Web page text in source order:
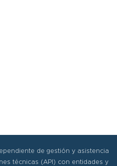
de gestión y asistencia
técnicas (API) con entidades y